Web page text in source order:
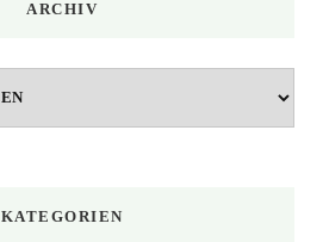
ARCHIV
KATEGORIEN